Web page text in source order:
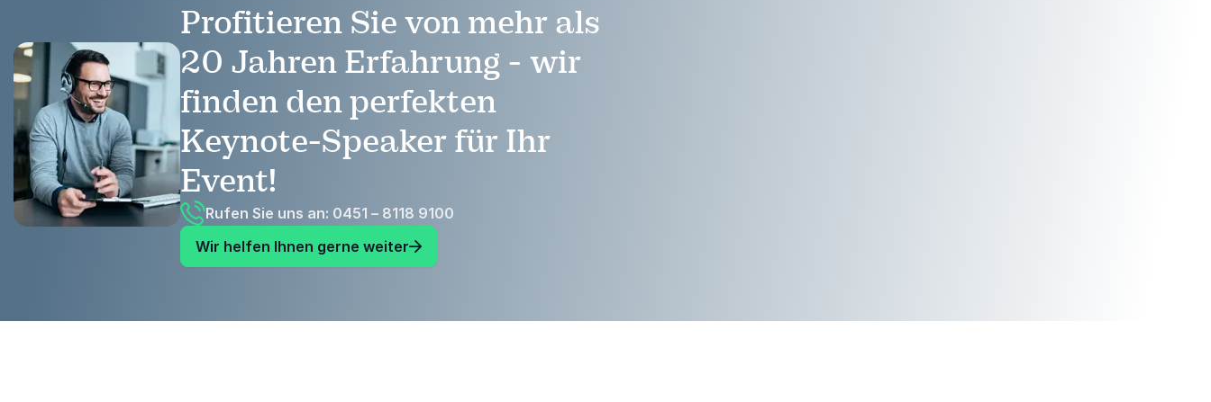
Profitieren Sie von mehr als
20 Jahren Erfahrung - wir
finden den perfekten
Keynote-Speaker für Ihr
Event!
Rufen Sie uns an: 0451 – 8118 9100
Wir helfen Ihnen gerne weiter